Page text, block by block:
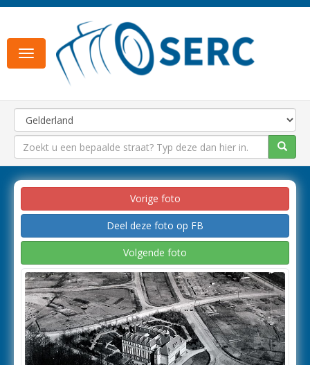
Toggle
navigation
Vorige foto
Deel deze foto op FB
Volgende foto